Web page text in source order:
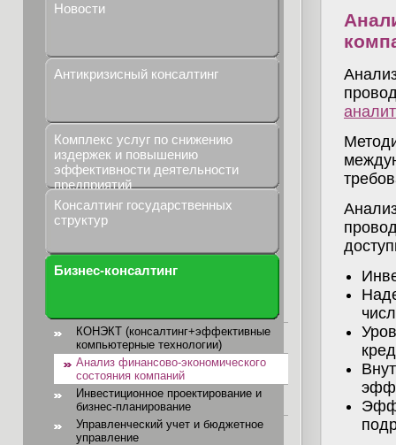
Новости
Антикризисный консалтинг
Комплекс услуг по снижению
издержек и повышению
эффективности деятельности
предприятий
Консалтинг государственных
структур
Бизнес-консалтинг
КОНЭКТ (консалтинг+эффективные
компьютерные технологии)
Анализ финансово-экономического
состояния компаний
Инвестиционное проектирование и
бизнес-планирование
Управленческий учет и бюджетное
управление